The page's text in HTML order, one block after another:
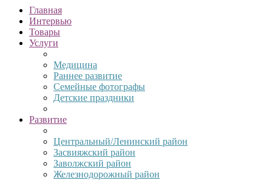
Главная
Интервью
Товары
Услуги
Медицина
Раннее развитие
Семейные фотографы
Детские праздники
Развитие
Центральный/Ленинский район
Засвияжский район
Заволжский район
Железнодорожный район